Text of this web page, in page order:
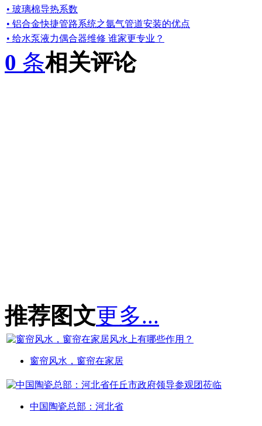
• 玻璃棉导热系数
• 铝合金快捷管路系统之氩气管道安装的优点
• 给水泵液力偶合器维修 谁家更专业？
0 条相关评论
推荐图文更多...
窗帘风水，窗帘在家居
中国陶瓷总部：河北省